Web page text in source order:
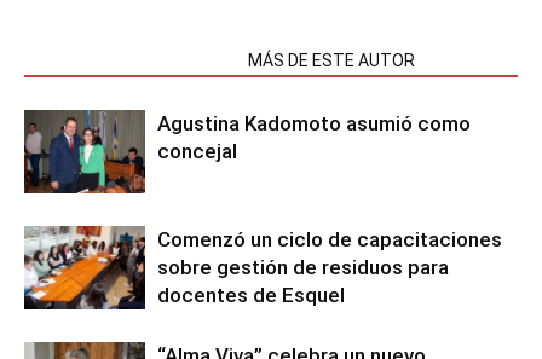
MÁS DE ESTE AUTOR
Agustina Kadomoto asumió como
concejal
Comenzó un ciclo de capacitaciones
sobre gestión de residuos para
docentes de Esquel